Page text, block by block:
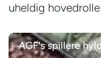
uheldig